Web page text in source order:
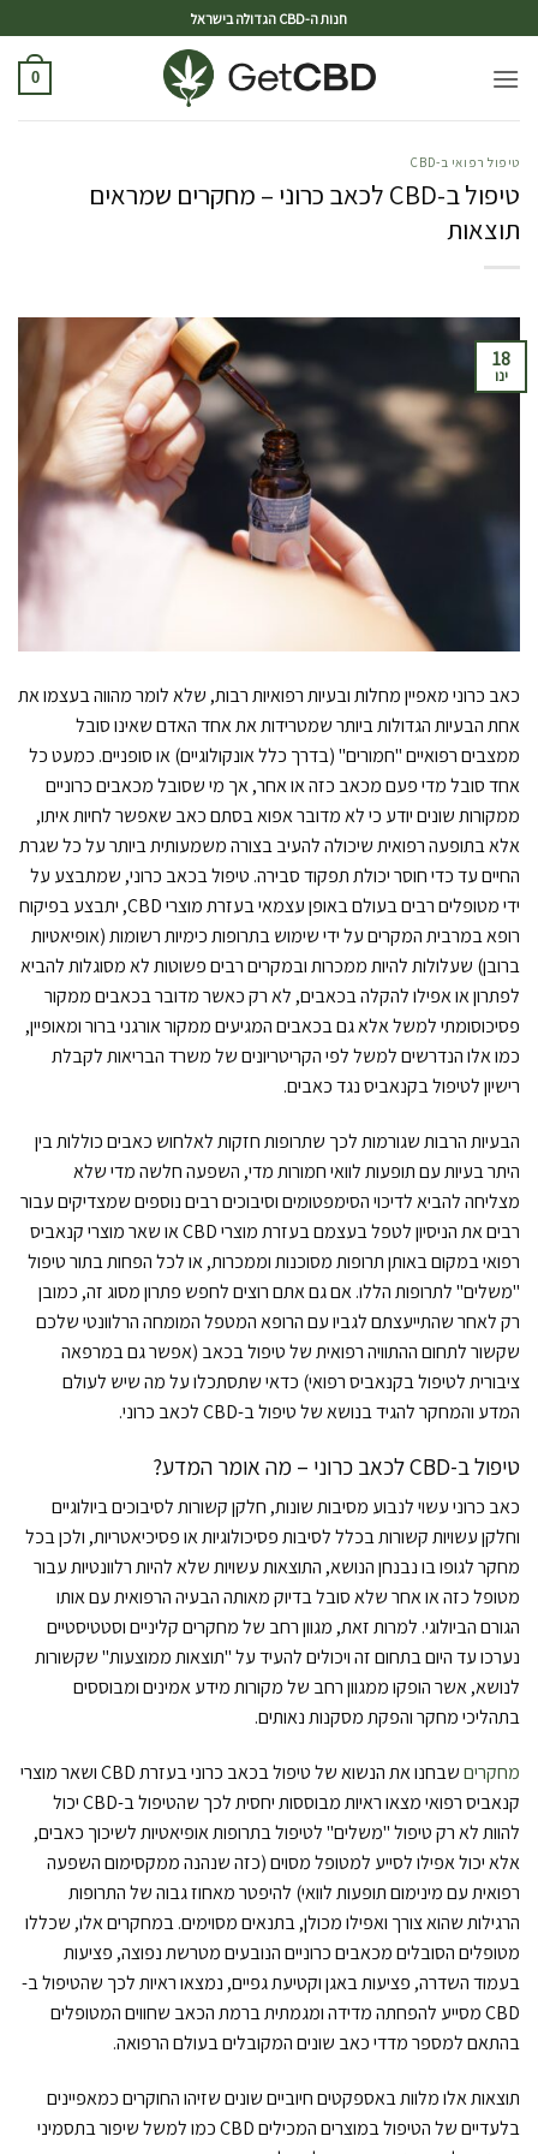
חנות ה-CBD הגדולה בישראל
0
טיפול רפואי ב-CBD
טיפול ב-CBD לכאב כרוני – מחקרים שמראים
תוצאות
18
ינו
כאב כרוני מאפיין מחלות ובעיות רפואיות רבות, שלא לומר מהווה בעצמו את
אחת הבעיות הגדולות ביותר שמטרידות את אחד האדם שאינו סובל
ממצבים רפואיים "חמורים" (בדרך כלל אונקולוגיים) או סופניים. כמעט כל
אחד סובל מדי פעם מכאב כזה או אחר, אך מי שסובל מכאבים כרוניים
ממקורות שונים יודע כי לא מדובר אפוא בסתם כאב שאפשר לחיות איתו,
אלא בתופעה רפואית שיכולה להעיב בצורה משמעותית ביותר על כל שגרת
החיים עד כדי חוסר יכולת תפקוד סבירה. טיפול בכאב כרוני, שמתבצע על
ידי מטופלים רבים בעולם באופן עצמאי בעזרת מוצרי CBD, יתבצע בפיקוח
רופא במרבית המקרים על ידי שימוש בתרופות כימיות רשומות (אופיאטיות
ברובן) שעלולות להיות ממכרות ובמקרים רבים פשוטות לא מסוגלות להביא
לפתרון או אפילו להקלה בכאבים, לא רק כאשר מדובר בכאבים ממקור
פסיכוסומתי למשל אלא גם בכאבים המגיעים ממקור אורגני ברור ומאופיין,
כמו אלו הנדרשים למשל לפי הקריטריונים של משרד הבריאות לקבלת
רישיון לטיפול בקנאביס נגד כאבים.
הבעיות הרבות שגורמות לכך שתרופות חזקות לאלחוש כאבים כוללות בין
היתר בעיות עם תופעות לוואי חמורות מדי, השפעה חלשה מדי שלא
מצליחה להביא לדיכוי הסימפטומים וסיבוכים רבים נוספים שמצדיקים עבור
רבים את הניסיון לטפל בעצמם בעזרת מוצרי CBD או שאר מוצרי קנאביס
רפואי במקום באותן תרופות מסוכנות וממכרות, או לכל הפחות בתור טיפול
"משלים" לתרופות הללו. אם גם אתם רוצים לחפש פתרון מסוג זה, כמובן
רק לאחר שהתייעצתם לגביו עם הרופא המטפל המומחה הרלוונטי שלכם
שקשור לתחום ההתוויה רפואית של טיפול בכאב (אפשר גם במרפאה
ציבורית לטיפול בקנאביס רפואי) כדאי שתסתכלו על מה שיש לעולם
המדע והמחקר להגיד בנושא של טיפול ב-CBD לכאב כרוני.
טיפול ב-CBD לכאב כרוני – מה אומר המדע?
כאב כרוני עשוי לנבוע מסיבות שונות, חלקן קשורות לסיבוכים ביולוגיים
וחלקן עשויות קשורות בכלל לסיבות פסיכולוגיות או פסיכיאטריות, ולכן בכל
מחקר לגופו בו נבנחן הנושא, התוצאות עשויות שלא להיות רלוונטיות עבור
מטופל כזה או אחר שלא סובל בדיוק מאותה הבעיה הרפואית עם אותו
הגורם הביולוגי. למרות זאת, מגוון רחב של מחקרים קליניים וסטטיסטיים
נערכו עד היום בתחום זה ויכולים להעיד על "תוצאות ממוצעות" שקשורות
לנושא, אשר הופקו ממגוון רחב של מקורות מידע אמינים ומבוססים
בתהליכי מחקר והפקת מסקנות נאותים.
מחקרים
שבחנו את הנשוא של טיפול בכאב כרוני בעזרת CBD ושאר מוצרי
קנאביס רפואי מצאו ראיות מבוססות יחסית לכך שהטיפול ב-CBD יכול
להוות לא רק טיפול "משלים" לטיפול בתרופות אופיאטיות לשיכוך כאבים,
אלא יכול אפילו לסייע למטופל מסוים (כזה שנהנה ממקסימום השפעה
רפואית עם מינימום תופעות לוואי) להיפטר מאחוז גבוה של התרופות
הרגילות שהוא צורך ואפילו מכולן, בתנאים מסוימים. במחקרים אלו, שכללו
מטופלים הסובלים מכאבים כרוניים הנובעים מטרשת נפוצה, פציעות
בעמוד השדרה, פציעות באגן וקטיעת גפיים, נמצאו ראיות לכך שהטיפול ב-
CBD מסייע להפחתה מדידה ומגמתית ברמת הכאב שחווים המטופלים
בהתאם למספר מדדי כאב שונים המקובלים בעולם הרפואה.
תוצאות אלו מלוות באספקטים חיוביים שונים שזיהו החוקרים כמאפיינים
בלעדיים של הטיפול במוצרים המכילים CBD כמו למשל שיפור בתסמיני